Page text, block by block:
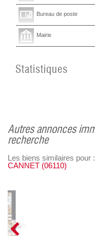
Bureau de poste
Mairie
Statistiques
autres annonces immobilières correspondant à votre
recherche
Les biens similaires pour :
CANNET (06110)